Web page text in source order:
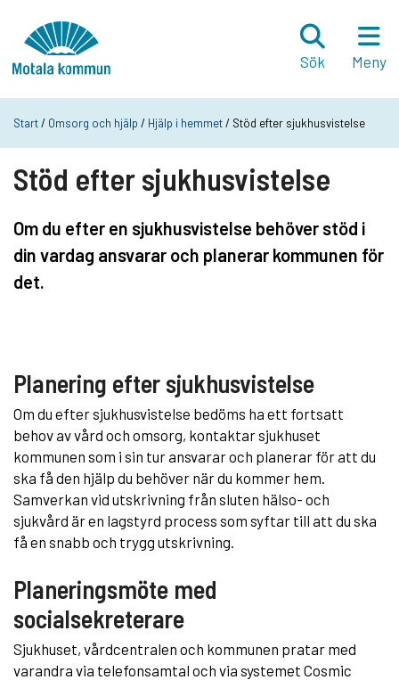
Sök
Meny
Start/ Omsorg och hjälp / Hjälp i hemmet/ Stöd efter sjukhusvistelse
Stöd efter sjukhusvistelse
Om du efter en sjukhusvistelse behöver stöd i
din vardag ansvarar och planerar kommunen för
det.
Planering efter sjukhusvistelse
Om du efter sjukhusvistelse bedöms ha ett fortsatt
behov av vård och omsorg, kontaktar sjukhuset
kommunen som i sin tur ansvarar och planerar för att du
ska få den hjälp du behöver när du kommer hem.
Samverkan vid utskrivning från sluten hälso- och
sjukvård är en lagstyrd process som syftar till att du ska
få en snabb och trygg utskrivning.
Planeringsmöte med
socialsekreterare
Sjukhuset, vårdcentralen och kommunen pratar med
varandra via telefonsamtal och via systemet Cosmic